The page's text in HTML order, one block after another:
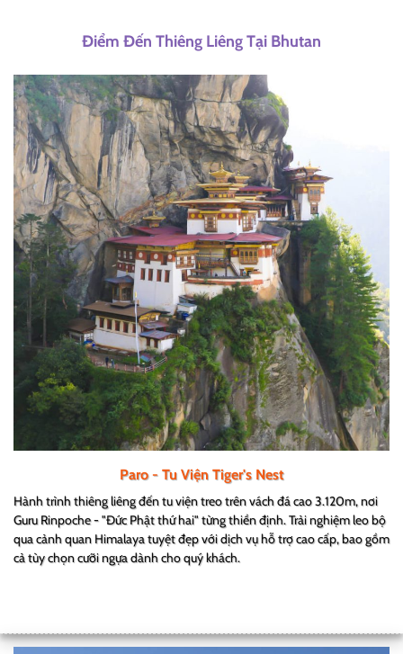
Điểm Đến Thiêng Liêng Tại Bhutan
Paro - Tu Viện Tiger's Nest
Hành trình thiêng liêng đến tu viện treo trên vách đá cao 3.120m, nơi
Guru Rinpoche - "Đức Phật thứ hai" từng thiền định. Trải nghiệm leo bộ
qua cảnh quan Himalaya tuyệt đẹp với dịch vụ hỗ trợ cao cấp, bao gồm
cả tùy chọn cưỡi ngựa dành cho quý khách.